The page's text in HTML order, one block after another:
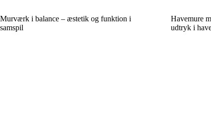
Murværk i balance – æstetik og funktion i
samspil
Havemure
udtryk i